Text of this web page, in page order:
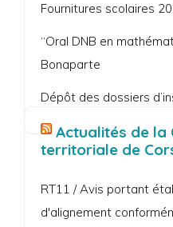
Fournitures scolaires
“Oral DNB en
Bonaparte
Dépôt des dossiers
Actualités de la
territoriale de
RT11 / Avis portant
d'alignement